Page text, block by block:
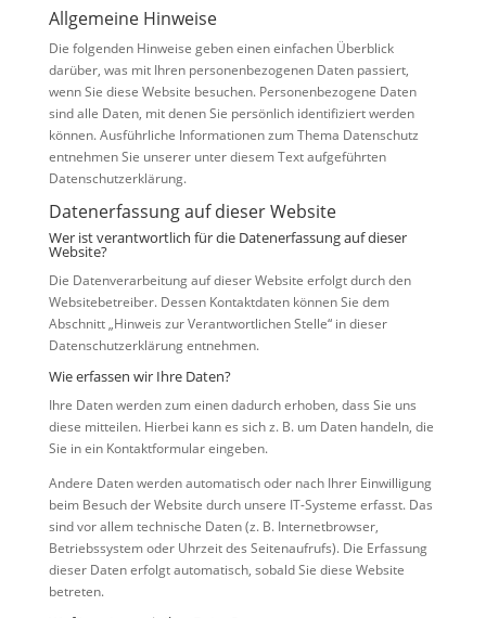
Allgemeine Hinweise
Die folgenden Hinweise geben einen einfachen Überblick
darüber, was mit Ihren personenbezogenen Daten passiert,
wenn Sie diese Website besuchen. Personenbezogene Daten
sind alle Daten, mit denen Sie persönlich identifiziert werden
können. Ausführliche Informationen zum Thema Datenschutz
entnehmen Sie unserer unter diesem Text aufgeführten
Datenschutzerklärung.
Datenerfassung auf dieser Website
Wer ist verantwortlich für die Datenerfassung auf dieser
Website?
Die Datenverarbeitung auf dieser Website erfolgt durch den
Websitebetreiber. Dessen Kontaktdaten können Sie dem
Abschnitt „Hinweis zur Verantwortlichen Stelle“ in dieser
Datenschutzerklärung entnehmen.
Wie erfassen wir Ihre Daten?
Ihre Daten werden zum einen dadurch erhoben, dass Sie uns
diese mitteilen. Hierbei kann es sich z. B. um Daten handeln, die
Sie in ein Kontaktformular eingeben.
Andere Daten werden automatisch oder nach Ihrer Einwilligung
beim Besuch der Website durch unsere IT-Systeme erfasst. Das
sind vor allem technische Daten (z. B. Internetbrowser,
Betriebssystem oder Uhrzeit des Seitenaufrufs). Die Erfassung
dieser Daten erfolgt automatisch, sobald Sie diese Website
betreten.